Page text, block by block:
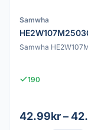
Samwha
Samwha
190
42.99kr –